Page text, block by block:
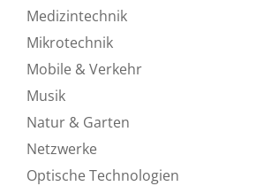
Medizintechnik
Mikrotechnik
Mobile & Verkehr
Musik
Natur & Garten
Netzwerke
Optische Technologien